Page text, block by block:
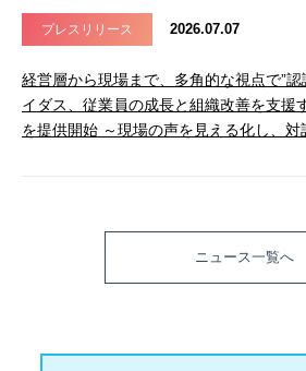
プレスリリース 2026.07.07
経営層から現場まで、多角的な視点で”認
イダス、従業員の成長と組織改善を支援
を提供開始 ～現場の声を見える化し、対
ニュース一覧へ